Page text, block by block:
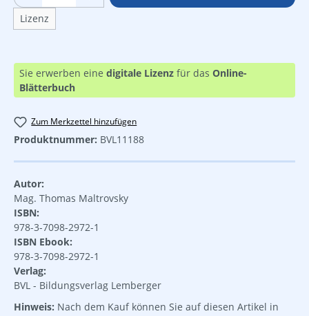
Lizenz
Sie erwerben eine digitale Lizenz für das Online-
Blätterbuch
Zum Merkzettel hinzufügen
Produktnummer: BVL11188
Autor:
Mag. Thomas Maltrovsky
ISBN:
978-3-7098-2972-1
ISBN Ebook:
978-3-7098-2972-1
Verlag:
BVL - Bildungsverlag Lemberger
Hinweis: Nach dem Kauf können Sie auf diesen Artikel in